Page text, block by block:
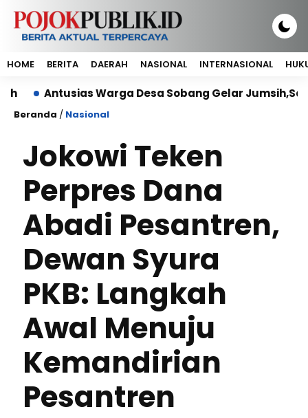
HOME BERITA DAERAH NASIONAL INTERNASIONAL
Warga Desa Sobang Gelar Jumsih,Sambut
Beranda / Nasional
Jokowi Teken
Perpres Dana
Abadi Pesantren,
Dewan Syura
PKB: Langkah
Awal Menuju
Kemandirian
Pesantren